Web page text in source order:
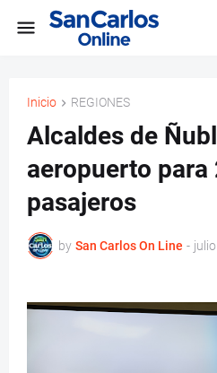
Inicio REGIONES
Alcaldes de
aeropuerto para
pasajeros
by San Carlos On Line -